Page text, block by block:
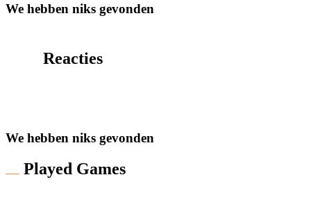
We hebben niks gevonden
Reacties
We hebben niks gevonden
Played Games